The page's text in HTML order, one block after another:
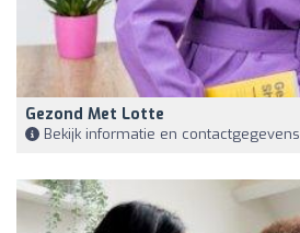
Gezond Met Lotte
Bekijk informatie en contactgegevens